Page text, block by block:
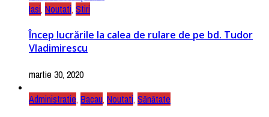
Iasi, Noutati, Stiri
Încep lucrările la calea de rulare de pe bd. Tudor
Vladimirescu
martie 30, 2020
Administratie, Bacau, Noutati, Sănătate